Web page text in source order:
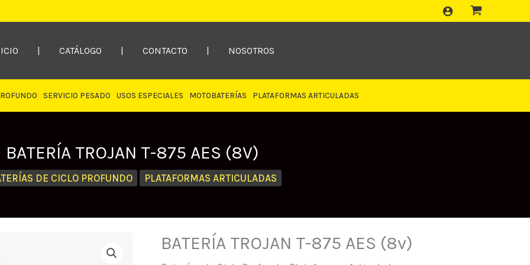
CATÁLOGO CONTACTO NOSOTROS
SERVICIO PESADO USOS ESPECIALES MOTOBATERÍAS PLATAFORMAS ARTICULADAS
BATERÍA TROJAN T-875 AES (8V)
DE CICLO PROFUNDO PLATAFORMAS ARTICULADAS
BATERÍA TROJAN T-875 AES (8v)